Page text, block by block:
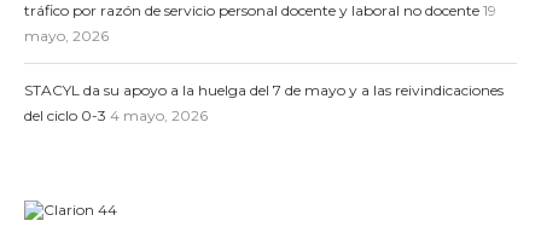
tráfico por razón de servicio personal docente y laboral no docente 19
mayo, 2026
STACYL da su apoyo a la huelga del 7 de mayo y a las reivindicaciones
del ciclo 0-3 4 mayo, 2026